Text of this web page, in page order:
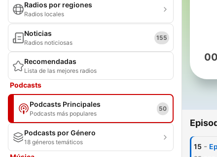
Radios por regiones
Radios locales
Noticias
Radios noticiosas
155
Recomendadas
Lista de las mejores radios
Podcasts
Podcasts Principales
Podcasts más populares
50
Podcasts por Género
18 géneros temáticos
15 -